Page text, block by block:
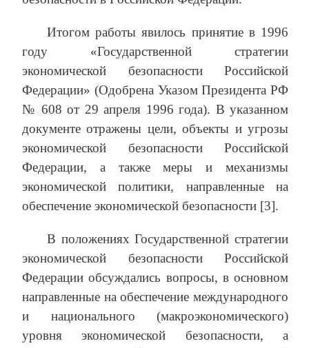
Итогом работы явилось принятие в 1996
году «Государственной стратегии
экономической безопасности Российской
Федерации» (Одобрена Указом Президента РФ
№ 608 от 29 апреля 1996 года). В указанном
документе отражены цели, объекты и угрозы
экономической безопасности Российской
Федерации, а также меры и механизмы
экономической политики, направленные на
обеспечение экономической безопасности [3].
В положениях Государственной стратегии
экономической безопасности Российской
Федерации обсуждались вопросы, в основном
направленные на обеспечение международного
и национального (макроэкономического)
уровня экономической безопасности, а